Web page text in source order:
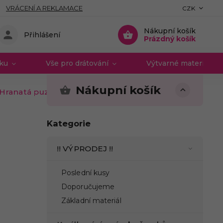
VRÁCENÍ A REKLAMACE CZK
Nákupní košík
Prázdný košík
Přihlášení
Vše pro drátování Výtvarné materiály a
puzeta s očkem nerez ocel
Nákupní košík
Kategorie
!! VÝPRODEJ !!
Poslední kusy
Doporučujeme
Základní materiál